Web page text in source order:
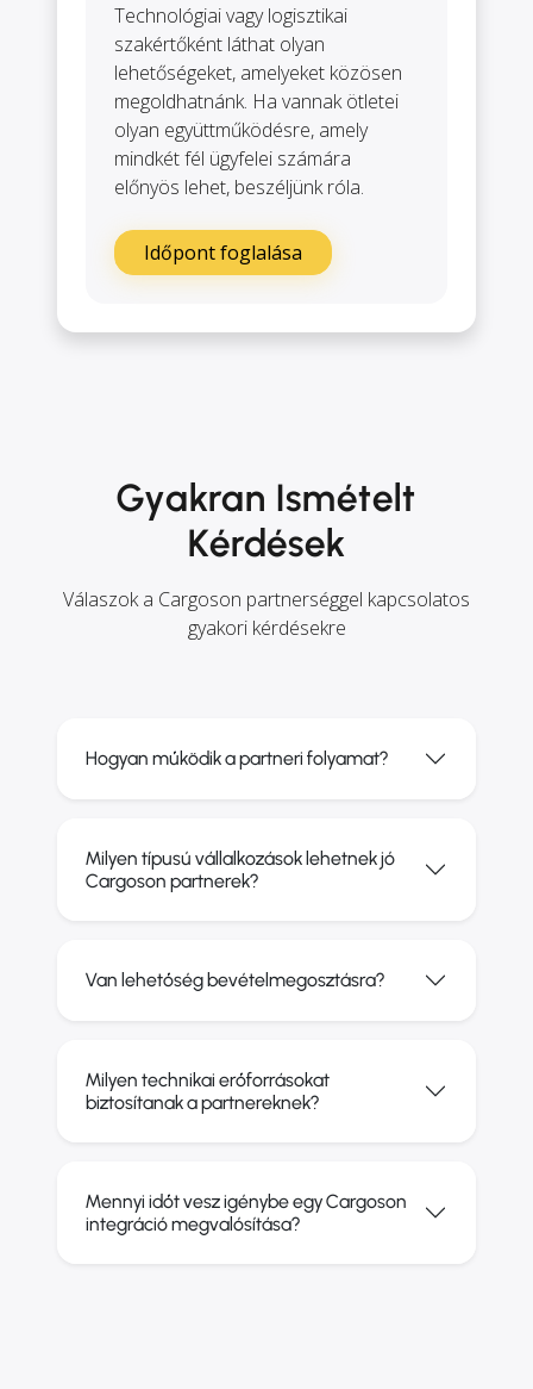
Technológiai vagy logisztikai
szakértőként láthat olyan
lehetőségeket, amelyeket közösen
megoldhatnánk. Ha vannak ötletei
olyan együttműködésre, amely
mindkét fél ügyfelei számára
előnyös lehet, beszéljünk róla.
Időpont foglalása
Gyakran Ismételt
Kérdések
Válaszok a Cargoson partnerséggel kapcsolatos
gyakori kérdésekre
Hogyan működik a partneri folyamat?
Milyen típusú vállalkozások lehetnek jó
Cargoson partnerek?
Van lehetőség bevételmegosztásra?
Milyen technikai erőforrásokat
biztosítanak a partnereknek?
Mennyi időt vesz igénybe egy Cargoson
integráció megvalósítása?